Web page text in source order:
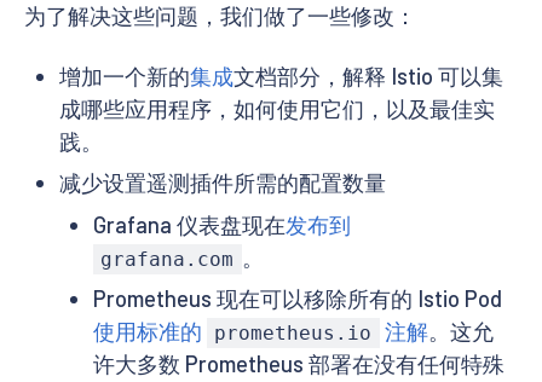
为了解决这些问题，我们做了一些修改：
增加一个新的集成文档部分，解释 Istio 可以集
成哪些应用程序，如何使用它们，以及最佳实
践。
减少设置遥测插件所需的配置数量
Grafana 仪表盘现在发布到
grafana.com 。
Prometheus 现在可以移除所有的 Istio Pod
使用标准的
prometheus.io 注解。这允
许大多数 Prometheus 部署在没有任何特殊